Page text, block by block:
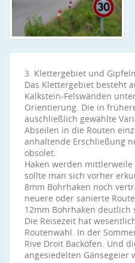
3. Klettergebiet und
Das Klettergebiet besteht
Kalkstein-Felswänden
Orientierung. Die in
auschließlich gewählte
Abseilen in die Routen
anhaltende Erschließung
obsolet.
Haken werden
sollte man sich vorher
8mm Bohrhaken noch
neuere oder sanierte
12mm Bohrhaken deutlich
Die Reisezeit hat
Routenwahl. In der
Rive Droit Backöfen. Und
angesiedelten Gänsegeier